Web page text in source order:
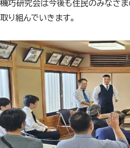
機巧研究会は今後も住民のみなさ
取り組んでいきます。